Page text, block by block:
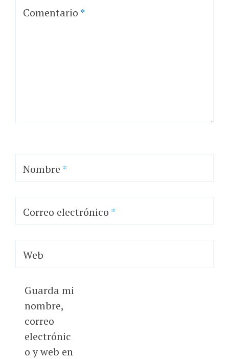
Comentario *
Nombre *
Correo electrónico *
Web
Guarda mi
nombre,
correo
electrónic
o y web en